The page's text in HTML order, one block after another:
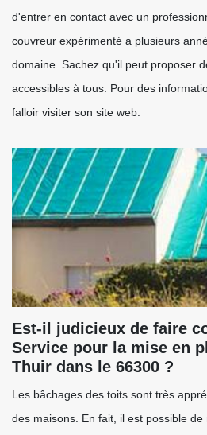
d'entrer en contact avec un
couvreur expérimenté a plusieurs
domaine. Sachez qu'il peut proposer
accessibles à tous. Pour des
falloir visiter son site web.
Est-il judicieux de faire
Service pour la mise en
Thuir dans le 66300 ?
Les bâchages des toits sont très
des maisons. En fait, il est possible